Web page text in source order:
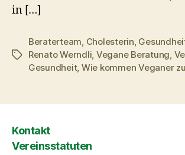
in […]
Schlagwörter
Beraterteam, Cholesterin,
Renato Werndli, Vegane Beratung,
Gesundheit, Wie kommen Veganer
Kontakt
Vereinsstatuten